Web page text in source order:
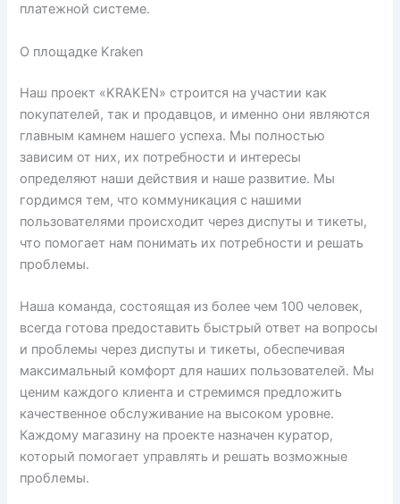
платежной системе.
О площадке Kraken
Наш проект «KRAKEN» строится на участии как
покупателей, так и продавцов, и именно они являются
главным камнем нашего успеха. Мы полностью
зависим от них, их потребности и интересы
определяют наши действия и наше развитие. Мы
гордимся тем, что коммуникация с нашими
пользователями происходит через диспуты и тикеты,
что помогает нам понимать их потребности и решать
проблемы.
Наша команда, состоящая из более чем 100 человек,
всегда готова предоставить быстрый ответ на вопросы
и проблемы через диспуты и тикеты, обеспечивая
максимальный комфорт для наших пользователей. Мы
ценим каждого клиента и стремимся предложить
качественное обслуживание на высоком уровне.
Каждому магазину на проекте назначен куратор,
который помогает управлять и решать возможные
проблемы.